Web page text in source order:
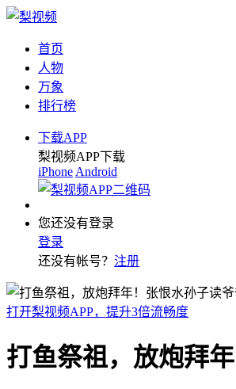
首页
人物
万象
排行榜
下载APP
梨视频APP下载
iPhone Android
您还没有登录
登录
还没有帐号？ 注册
打开梨视频APP，提升3倍流畅度
打鱼祭祖，放炮拜